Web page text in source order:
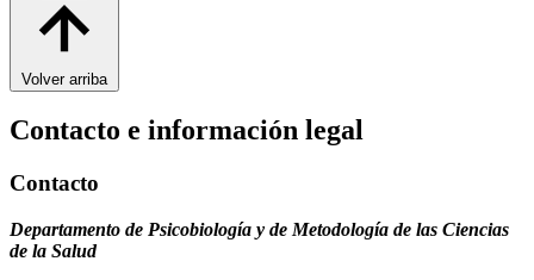
Volver arriba
Contacto e información legal
Contacto
Departamento de Psicobiología y de Metodología de las Ciencias
de la Salud